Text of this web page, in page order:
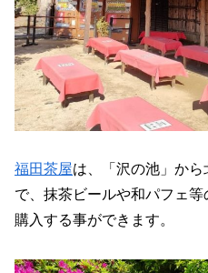
福田茶屋は、「沢の池」か
で、抹茶ビールや和パフェ
購入する事ができます。